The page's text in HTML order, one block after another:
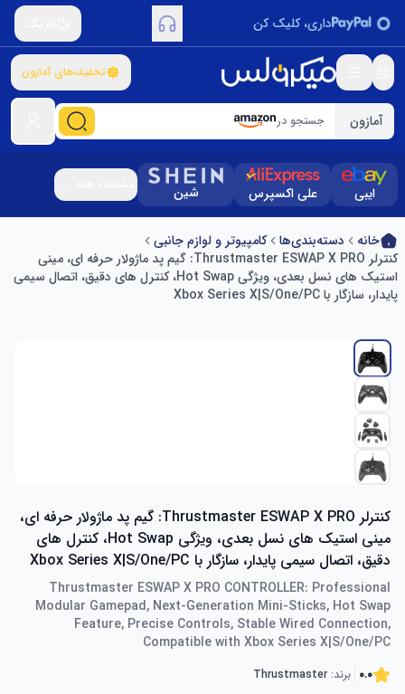
داری، کلیک کن
تخفیف‌های آمازون
آمازون جستجو در
ایبی علی اکسپرس شین
خانه دسته‌بندی‌ها
کامپیوتر و لوازم جانبی
کنترلر Thrustmaster ESWAP X PRO: گیم پد ماژولار حرفه ای، مینی
استیک های نسل بعدی، ویژگی Hot Swap، کنترل های دقیق، اتصال سیمی
پایدار، سازگار با Xbox Series X|S/One/PC
کنترلر Thrustmaster ESWAP X PRO: گیم پد ماژولار حرفه ای،
مینی استیک های نسل بعدی، ویژگی Hot Swap، کنترل های
دقیق، اتصال سیمی پایدار، سازگار با Xbox Series X|S/One/PC
Thrustmaster ESWAP X PRO CONTROLLER: Professional
Modular Gamepad, Next-Generation Mini-Sticks, Hot Swap
Feature, Precise Controls, Stable Wired Connection,
Compatible with Xbox Series X|S/One/PC
0.0 برند: Thrustmaster